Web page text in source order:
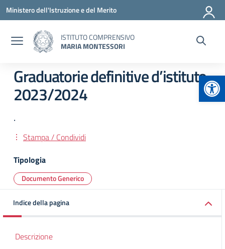
Vai ai contenuti
Vai al menu di navigazione
Vai al footer
Ministero dell'Istruzione e del Merito
ISTITUTO COMPRENSIVO
MARIA MONTESSORI
Graduatorie definitive d’istituto
2023/2024
.
Stampa / Condividi
Tipologia
Documento Generico
Indice della pagina
Descrizione